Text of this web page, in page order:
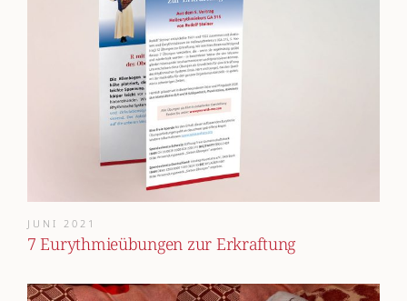
JUNI 2021
7 Eurythmieübungen zur Erkraftung